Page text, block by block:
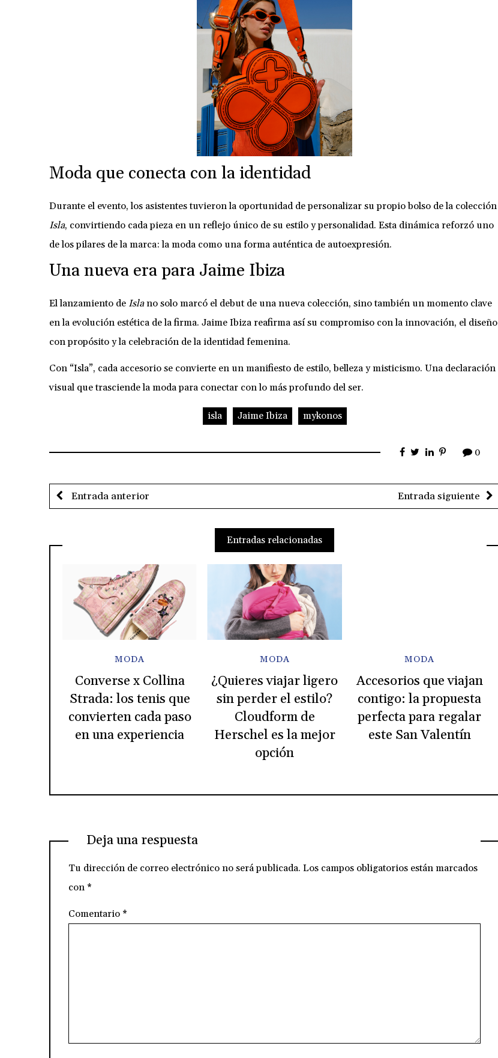
Moda que conecta con la identidad
Durante el evento, los asistentes tuvieron la oportunidad de personalizar su propio bolso de la colección
Isla, convirtiendo cada pieza en un reflejo único de su estilo y personalidad. Esta dinámica reforzó uno
de los pilares de la marca: la moda como una forma auténtica de autoexpresión.
Una nueva era para Jaime Ibiza
El lanzamiento de Islano solo marcó el debut de una nueva colección, sino también un momento clave
en la evolución estética de la firma. Jaime Ibiza reafirma así su compromiso con la innovación, el diseño
con propósito y la celebración de la identidad femenina.
Con “Isla”, cada accesorio se convierte en un manifiesto de estilo, belleza y misticismo. Una declaración
visual que trasciende la moda para conectar con lo más profundo del ser.
isla Jaime Ibiza mykonos
0
Entrada anterior Entrada siguiente
Entradas relacionadas
MODA
Converse x Collina
Strada: los tenis que
convierten cada paso
en una experiencia
MODA
¿Quieres viajar ligero
sin perder el estilo?
Cloudform de
Herschel es la mejor
opción
MODA
Accesorios que viajan
contigo: la propuesta
perfecta para regalar
este San Valentín
Deja una respuesta
Tu dirección de correo electrónico no será publicada. Los campos obligatorios están marcados
con *
Comentario *